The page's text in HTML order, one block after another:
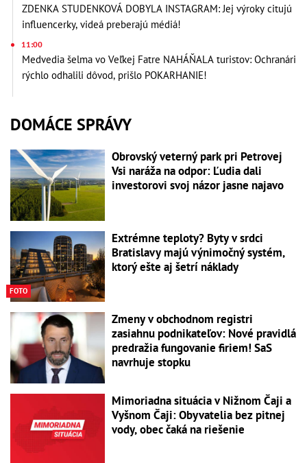
ZDENKA STUDENKOVÁ DOBYLA INSTAGRAM: Jej výroky citujú
influencerky, videá preberajú médiá!
11:00
Medvedia šelma vo Veľkej Fatre NAHÁŇALA turistov: Ochranári
rýchlo odhalili dôvod, prišlo POKARHANIE!
DOMÁCE SPRÁVY
Obrovský veterný park pri Petrovej
Vsi naráža na odpor: Ľudia dali
investorovi svoj názor jasne najavo
FOTO
Extrémne teploty? Byty v srdci
Bratislavy majú výnimočný systém,
ktorý ešte aj šetrí náklady
Zmeny v obchodnom registri
zasiahnu podnikateľov: Nové pravidlá
predražia fungovanie firiem! SaS
navrhuje stopku
Mimoriadna situácia v Nižnom Čaji a
Vyšnom Čaji: Obyvatelia bez pitnej
vody, obec čaká na riešenie